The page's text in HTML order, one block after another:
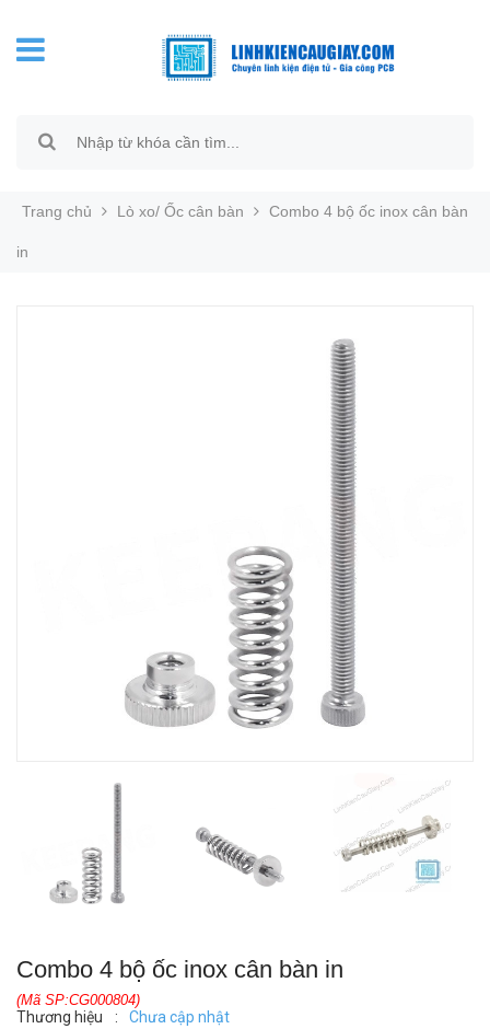
Trang chủ Lò xo/ Ốc cân bàn Combo 4 bộ ốc inox cân bàn
in
Combo 4 bộ ốc inox cân bàn in
(Mã SP:CG000804)
Thương hiệu : Chưa cập nhật